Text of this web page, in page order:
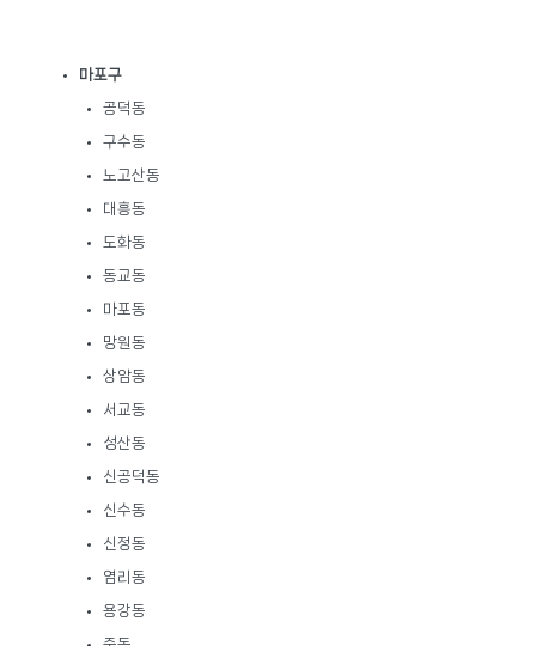
마포구
공덕동
구수동
노고산동
대흥동
도화동
동교동
마포동
망원동
상암동
서교동
성산동
신공덕동
신수동
신정동
염리동
용강동